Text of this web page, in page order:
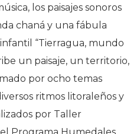
los paisajes sonoros
chaná y una fábula
“Tierragua, mundo
un paisaje, un territorio,
por ocho temas
ritmos litoraleños y
por Taller
Programa Humedales